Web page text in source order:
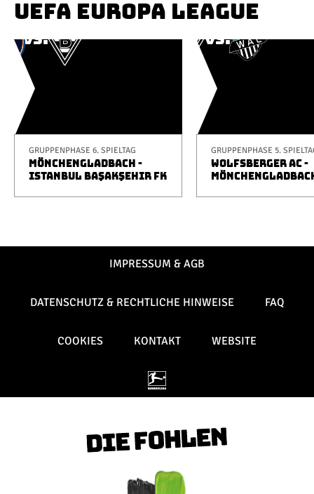
UEFA EUROPA LEAGUE
GRUPPENPHASE 6. SPIELTAG
MÖNCHENGLADBACH -
ISTANBUL BAŞAKŞEHIR FK
GRUPPENPHASE 5.
WOLFSBERGER AC -
IMPRESSUM & AGB
DATENSCHUTZ & RECHTLICHE HINWEISE FAQ
COOKIES KONTAKT WEBSITE